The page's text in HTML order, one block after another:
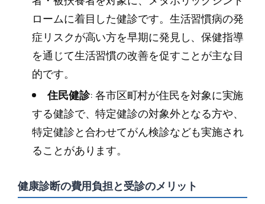
ロームに着目した健診です。生活習慣病の発
症リスクが高い方を早期に発見し、保健指導
を通じて生活習慣の改善を促すことが主な目
的です。
住民健診: 各市区町村が住民を対象に実施
する健診で、特定健診の対象外となる方や、
特定健診と合わせてがん検診なども実施され
ることがあります。
健康診断の費用負担と受診のメリット